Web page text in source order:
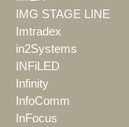
IMG STAGE LINE
Imtradex
in2Systems
INFiLED
Infinity
InfoComm
InFocus